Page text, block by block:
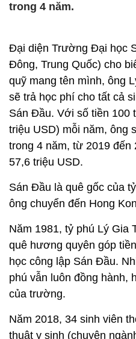
trong 4 năm.
Đại diện Trường Đại học
Đông, Trung Quốc) cho
quỹ mang tên mình, ông
sẽ trả học phí cho tất cả
Sán Đầu. Với số tiền 100
triệu USD) mỗi năm, ông
trong 4 năm, từ 2019 đến
57,6 triệu USD.
Sán Đầu là quê gốc của
ông chuyển đến Hong
Năm 1981, tỷ phú Lý Gia
quê hương quyên góp
học công lập Sán Đầu.
phú vẫn luôn đồng hành,
của trường.
Năm 2018, 34 sinh viên
thuật y sinh (chuyên